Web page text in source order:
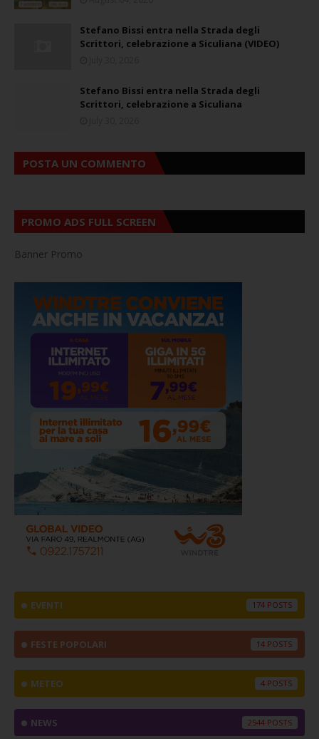
Stefano Bissi entra nella Strada degli
Scrittori, celebrazione a Siculiana (VIDEO)
Stefano Bissi entra nella Strada degli
Scrittori, celebrazione a Siculiana
POSTA UN COMMENTO
PROMO ADS FULL SCREEN
Banner Promo
EVENTI 174
FESTE POPOLARI 14
METEO 4
NEWS 2544